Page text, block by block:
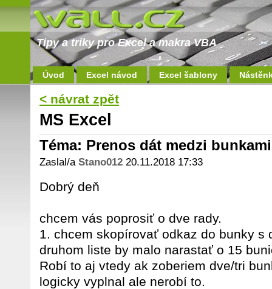
Tipy a triky pro Excel a makra VBA
Úvod Excel návod Excel šablony
< návrat zpět
MS Excel
Téma: Prenos dát medzi
Zaslal/a Stano012 20.11.2018 17:33
Dobrý deň
chcem vás poprosiť o dve rady.
1. chcem skopírovať odkaz do bunky s
druhom liste by malo narastať o 15
Robí to aj vtedy ak zoberiem dve/tri
logicky vyplnal ale nerobí to.